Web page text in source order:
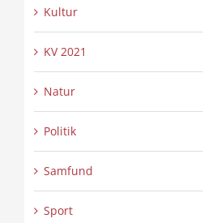
Kultur
KV 2021
Natur
Politik
Samfund
Sport